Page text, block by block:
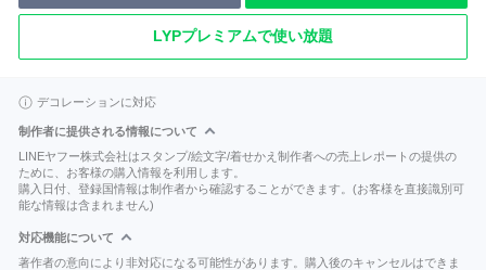
LYPプレミアムで使い放題
デコレーションに対応
制作者に提供される情報について
LINEヤフー株式会社はスタンプ/絵文字/着せかえ制作者への売上レポートの提供の
ために、お客様の購入情報を利用します。
購入日付、登録国情報は制作者から確認することができます。(お客様を直接識別可
能な情報は含まれません)
対応機能について
著作者の意向により非対応になる可能性があります。購入後のキャンセルはできま